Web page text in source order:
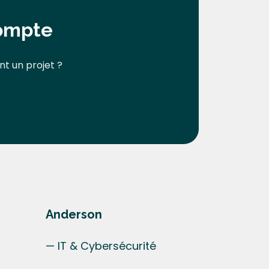
un projet ?
Anderson
— IT & Cybersécurité